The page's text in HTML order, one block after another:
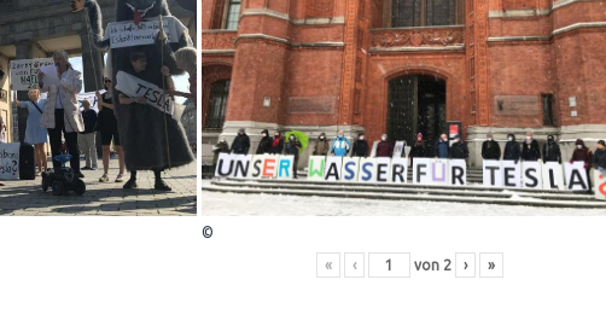
©
« ‹ von 2 › »